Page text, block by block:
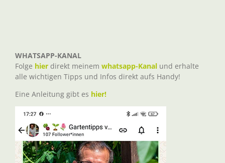
WHATSAPP-KANAL
Folge hier direkt meinem whatsapp-Kanal und erhalte
alle wichtigen Tipps und Infos direkt aufs Handy!
Eine Anleitung gibt es hier!